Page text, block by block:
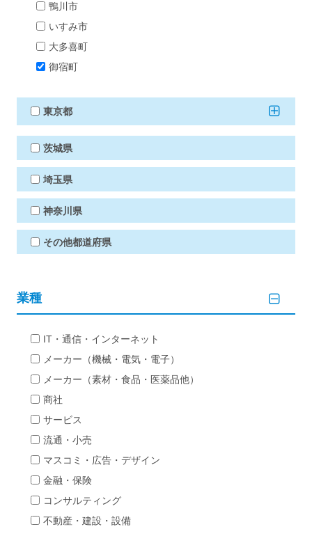
鴨川市
いすみ市
大多喜町
御宿町
東京都
茨城県
埼玉県
神奈川県
その他都道府県
業種
IT・通信・インターネット
メーカー（機械・電気・電子）
メーカー（素材・食品・医薬品他）
商社
サービス
流通・小売
マスコミ・広告・デザイン
金融・保険
コンサルティング
不動産・建設・設備